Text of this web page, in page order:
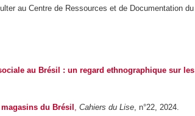
au Centre de Ressources et de Documentation du
au Brésil : un regard ethnographique sur les
du Brésil , Cahiers du Lise, n°22, 2024.